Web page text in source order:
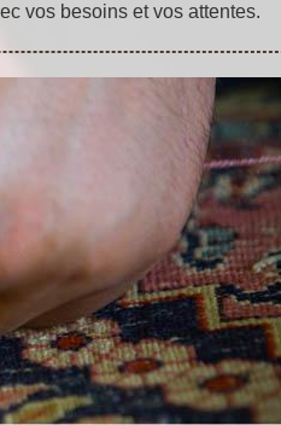
vos besoins et vos attentes.